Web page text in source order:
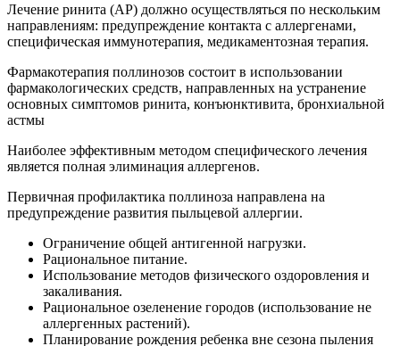
Лечение ринита (АР) должно осуществляться по нескольким
направлениям: предупреждение контакта с аллергенами,
специфическая иммунотерапия, медикаментозная терапия.
Фармакотерапия поллинозов состоит в использовании
фармакологических средств, направленных на устранение
основных симптомов ринита, конъюнктивита, бронхиальной
астмы
Наиболее эффективным методом специфического лечения
является полная элиминация аллергенов.
Первичная профилактика поллиноза направлена на
предупреждение развития пыльцевой аллергии.
Ограничение общей антигенной нагрузки.
Рациональное питание.
Использование методов физического оздоровления и
закаливания.
Рациональное озеленение городов (использование не
аллергенных растений).
Планирование рождения ребенка вне сезона пыления